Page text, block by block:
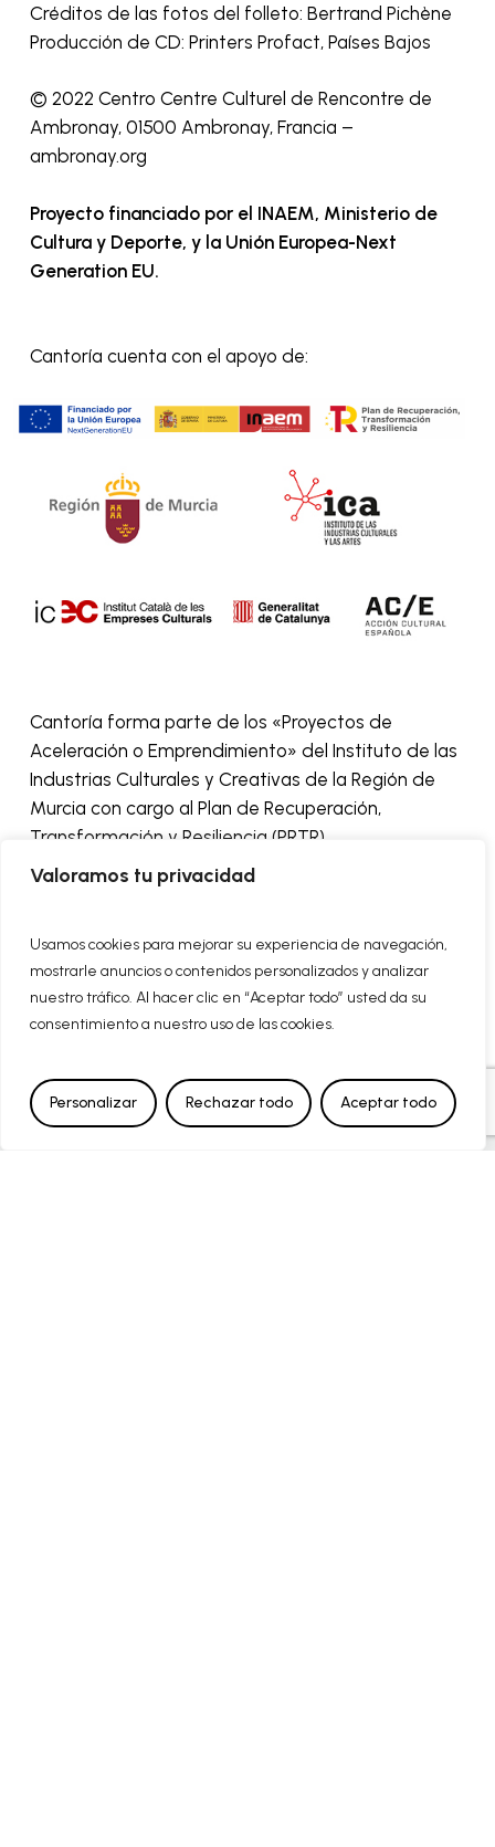
Valoramos tu privacidad
Usamos cookies para mejorar su experiencia de navegación,
mostrarle anuncios o contenidos personalizados y analizar
nuestro tráfico. Al hacer clic en “Aceptar todo” usted da su
consentimiento a nuestro uso de las cookies.
Personalizar Rechazar todo Aceptar todo
Créditos de las fotos del folleto: Bertrand Pichène
Producción de CD: Printers Profact, Países Bajos
​© 2022 Centro Centre Culturel de Rencontre de
Ambronay, 01500 Ambronay, Francia –
ambronay.org
Proyecto financiado por el INAEM, Ministerio de
Cultura y Deporte, y la Unión Europea-Next
Generation EU.
Cantoría cuenta con el apoyo de:
Cantoría forma parte de los «Proyectos de
Aceleración o Emprendimiento» del Instituto de las
Industrias Culturales y Creativas de la Región de
Murcia con cargo al Plan de Recuperación,
Transformación y Resiliencia (PRTR).
FINANCIADO POR LA UNIÓN EUROPEA CON EL
PROGRAMA KIT DIGITAL POR LOS FONDOS NEXT
GENERATION (EU) DEL MECANISMO DE
RECUPERACIÓN Y RESILENCIA